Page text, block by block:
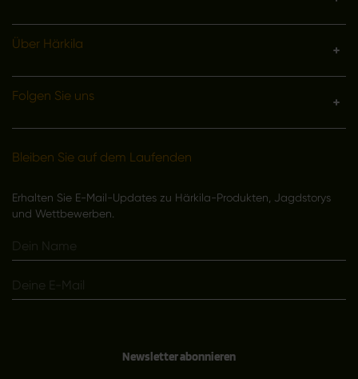
Über Härkila
Folgen Sie uns
Bleiben Sie auf dem Laufenden
Erhalten Sie E-Mail-Updates zu Härkila-Produkten, Jagdstorys
und Wettbewerben.
Newsletter abonnieren